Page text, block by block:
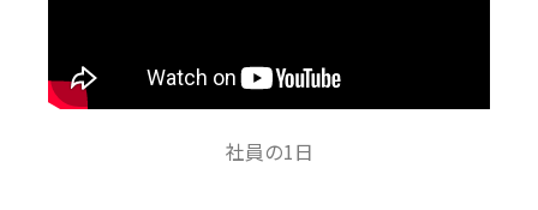
社員の1日